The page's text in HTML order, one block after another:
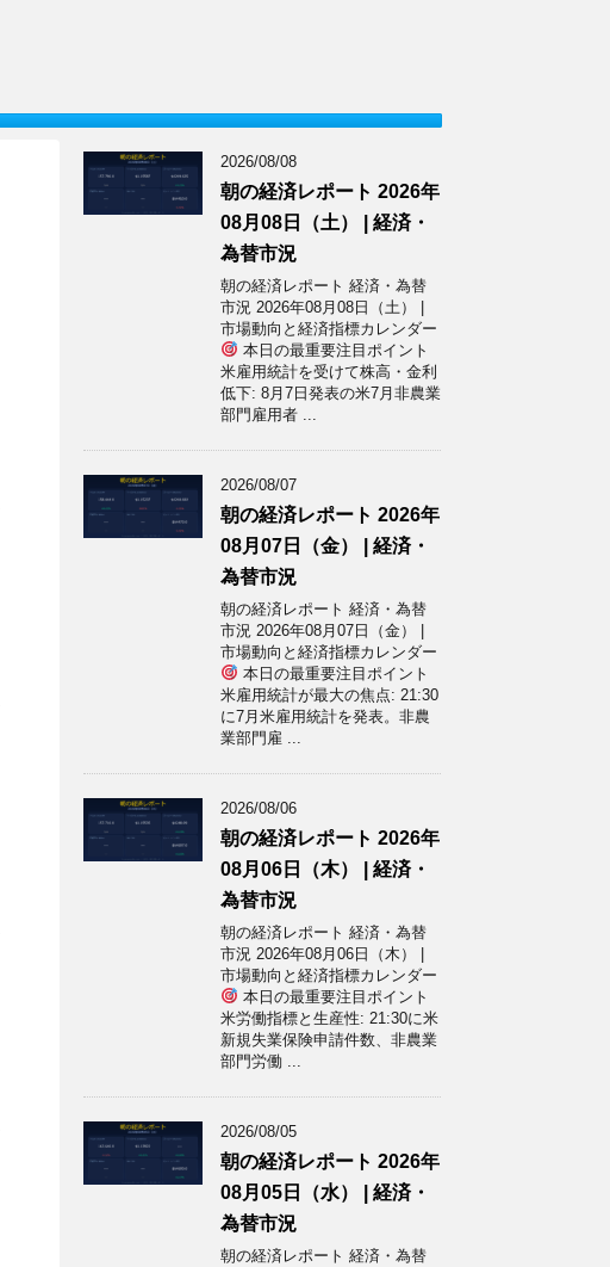
2026/08/08
朝の経済レポート 2026年
08月08日（土） | 経済・
為替市況
朝の経済レポート 経済・為替
市況 2026年08月08日（土） |
市場動向と経済指標カレンダー
本日の最重要注目ポイント
米雇用統計を受けて株高・金利
低下: 8月7日発表の米7月非農業
部門雇用者 ...
2026/08/07
朝の経済レポート 2026年
08月07日（金） | 経済・
為替市況
朝の経済レポート 経済・為替
市況 2026年08月07日（金） |
市場動向と経済指標カレンダー
本日の最重要注目ポイント
米雇用統計が最大の焦点: 21:30
に7月米雇用統計を発表。非農
業部門雇 ...
2026/08/06
朝の経済レポート 2026年
08月06日（木） | 経済・
為替市況
朝の経済レポート 経済・為替
市況 2026年08月06日（木） |
市場動向と経済指標カレンダー
本日の最重要注目ポイント
米労働指標と生産性: 21:30に米
新規失業保険申請件数、非農業
部門労働 ...
2026/08/05
朝の経済レポート 2026年
08月05日（水） | 経済・
為替市況
朝の経済レポート 経済・為替